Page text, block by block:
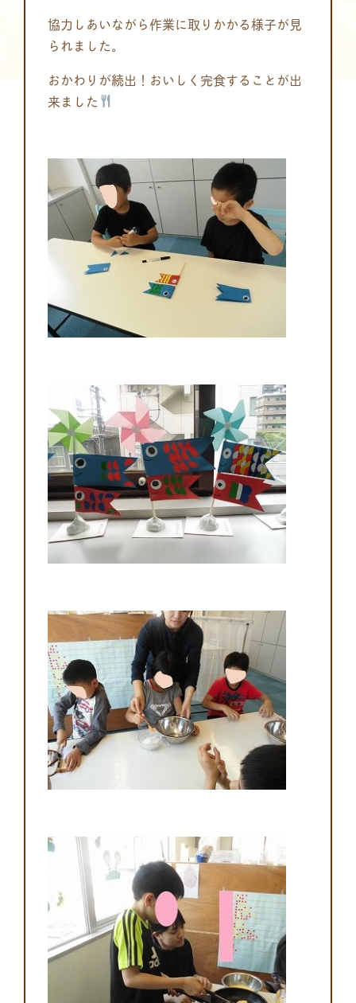
協力しあいながら作業に取りかかる様子が見
られました。
おかわりが続出！おいしく完食することが出
来ました